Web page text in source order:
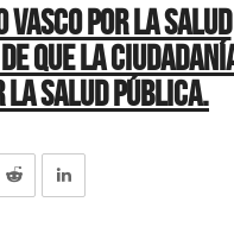
Vasco por la Salud
que la
Salud Pública.